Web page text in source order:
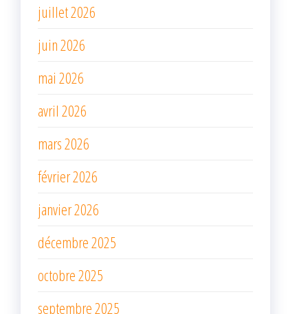
juillet 2026
juin 2026
mai 2026
avril 2026
mars 2026
février 2026
janvier 2026
décembre 2025
octobre 2025
septembre 2025